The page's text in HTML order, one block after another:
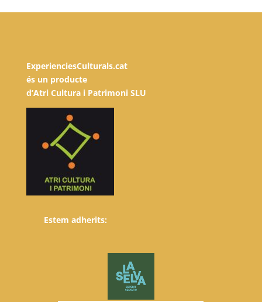
ExperienciesCulturals.cat
és un producte
d’Atri Cultura i Patrimoni SLU
Estem adherits: